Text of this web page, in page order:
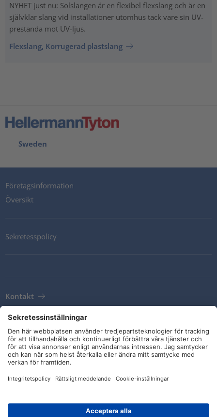
NYHET just nu: Solslangen är en flexibel flexslang och är en
självklar slang vid installationer utomhus tack vare sin UV-
prestanda mot UV-ljus.
Flexslang, Korrugerad plastslang
Sweden
Företagsinformation
Översikt
Sekretesspolicy
Kontakt
Leveransvillkor
Riktlinjer och åtaganden
Sociala medier